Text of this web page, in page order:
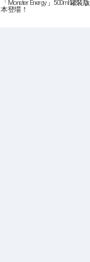
「Monster Energy」500ml罐裝版
本登場！